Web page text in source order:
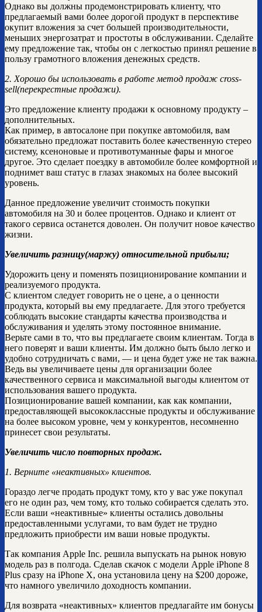
Однако вы должны продемонстрировать клиенту, что
предлагаемый вами более дорогой продукт в перспективе
окупит вложения за счет большей производительности,
меньших энергозатрат и простоты в обслуживании. Сделайте
ему предложение так, чтобы он с легкостью принял решение в
пользу грамотного вложения денежных средств.
2. Хорошо бы использовать в работе метод продаж cross-
sell(перекрестные продажи).
Это предложение клиенту продажи к основному продукту –
дополнительных.
Как пример, в автосалоне при покупке автомобиля, вам
обязательно предложат поставить более качественную стерео
систему, ксеноновые и противотуманные фары и многое
другое. Это сделает поездку в автомобиле более комфортной и
поднимет ваш статус в глазах знакомых на более высокий
уровень.
Данное предложение увеличит стоимость покупки
автомобиля на 30 и более процентов. Однако и клиент от
такого сервиса останется доволен. Он получит новое качество
жизни.
Увеличить разницу(маржу) относительной прибыли;
Удорожить цену и поменять позиционирование компании и
реализуемого продукта.
С клиентом следует говорить не о цене, а о ценности
продукта, который вы ему предлагаете. Для этого требуется
соблюдать высокие стандарты качества производства и
обслуживания и уделять этому постоянное внимание.
Верьте сами в то, что вы предлагаете своим клиентам. Тогда в
него поверят и ваши клиенты. Им должно быть было легко и
удобно сотрудничать с вами, — и цена будет уже не так важна.
Ведь вы увеличиваете цены для организации более
качественного сервиса и максимальной выгоды клиентом от
использования вашего продукта.
Позиционирование вашей компании, как как компании,
предоставляющей высококлассные продукты и обслуживание
на более высоком уровне, чем у конкурентов, несомненно
принесет свои результаты.
Увеличить число повторных продаж.
1. Верните «неактивных» клиентов.
Гораздо легче продать продукт тому, кто у вас уже покупал
его не один раз, чем тому, кто только собирается сделать это.
Если ваши «неактивные» клиенты остались довольны
предоставленными услугами, то вам будет не трудно
предложить приобрести им ваши новые продукты.
Так компания Apple Inc. решила выпускать на рынок новую
модель раз в полгода. Сделав скачок с модели Apple iPhone 8
Plus сразу на iPhone X, она установила цену на $200 дороже,
что намного увеличило доходность компании.
Для возврата «неактивных» клиентов предлагайте им бонусы